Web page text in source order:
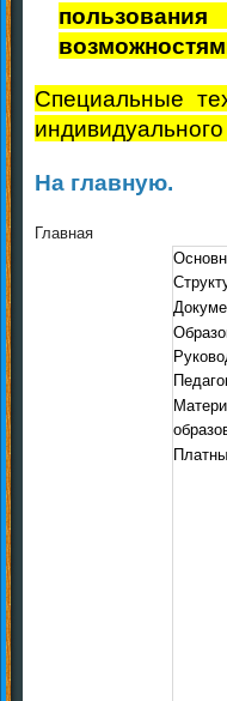
Специальные
На главную.
Главная